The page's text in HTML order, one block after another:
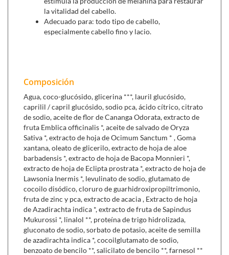
y sostenible con el medio ambiente.
la vitalidad del cabello.
Adecuado para: todo tipo de cabello,
especialmente cabello fino y lacio.
Composición
Agua, coco-glucósido, glicerina ***, lauril glucósido,
caprilil / capril glucósido, sodio pca, ácido cítrico, citrato
de sodio, aceite de flor de Cananga Odorata, extracto de
fruta Emblica officinalis *, aceite de salvado de Oryza
Sativa *, extracto de hoja de Ocimum Sanctum * , Goma
xantana, oleato de glicerilo, extracto de hoja de aloe
barbadensis *, extracto de hoja de Bacopa Monnieri *,
extracto de hoja de Eclipta prostrata *, extracto de hoja de
Lawsonia Inermis *, levulinato de sodio, glutamato de
cocoilo disódico, cloruro de guarhidroxipropiltrimonio,
fruta de zinc y pca, extracto de acacia , Extracto de hoja
de Azadirachta indica *, extracto de fruta de Sapindus
Mukurossi *, linalol **, proteína de trigo hidrolizada,
gluconato de sodio, sorbato de potasio, aceite de semilla
de azadirachta indica *, cocoilglutamato de sodio,
benzoato de bencilo **, salicilato de bencilo **, farnesol **